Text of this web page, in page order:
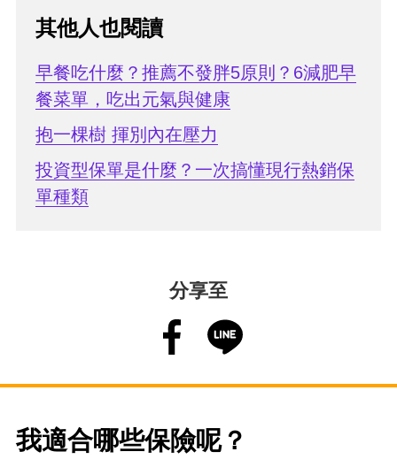
其他人也閱讀
早餐吃什麼？推薦不發胖5原則？6減肥早
餐菜單，吃出元氣與健康
抱一棵樹 揮別內在壓力
投資型保單是什麼？一次搞懂現行熱銷保
單種類
分享至
我適合哪些保險呢？